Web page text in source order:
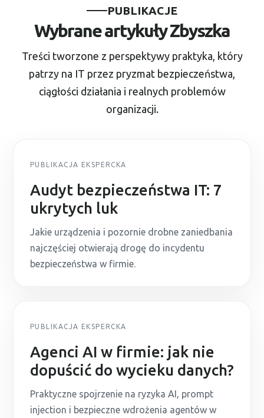
PUBLIKACJE
Wybrane artykuły Zbyszka
Treści tworzone z perspektywy praktyka, który
patrzy na IT przez pryzmat bezpieczeństwa,
ciągłości działania i realnych problemów
organizacji.
PUBLIKACJA EKSPERCKA
Audyt bezpieczeństwa IT: 7
ukrytych luk
Jakie urządzenia i pozornie drobne zaniedbania
najczęściej otwierają drogę do incydentu
bezpieczeństwa w firmie.
PUBLIKACJA EKSPERCKA
Agenci AI w firmie: jak nie
dopuścić do wycieku danych?
Praktyczne spojrzenie na ryzyka AI, prompt
injection i bezpieczne wdrożenia agentów w